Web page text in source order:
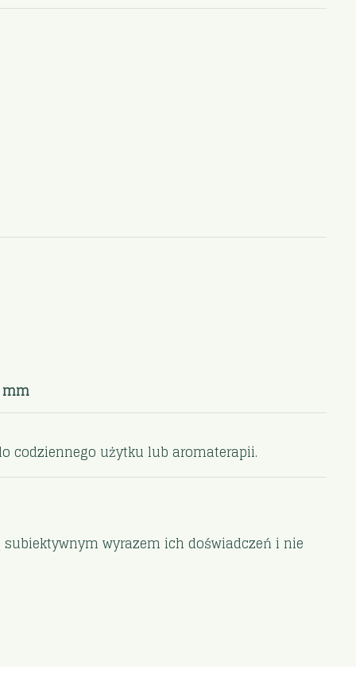
mm
codziennego użytku lub aromaterapii.
wyrazem ich doświadczeń i nie